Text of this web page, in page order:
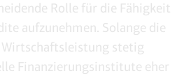
Rolle für die Fähigkeit
aufzunehmen. Solange die
stetig
Finanzierungsinstitute eher